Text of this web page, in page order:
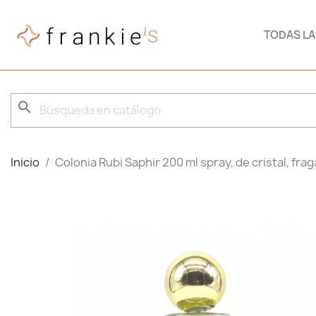
TODAS
search
Inicio Colonia Rubi Saphir 200 ml spray, de cristal,